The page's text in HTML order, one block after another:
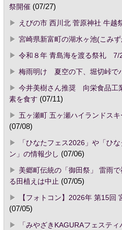
祭開催(07/27)
えびの市 西川北 菅原神
宮崎県新富町の湖水ヶ池(こみ
令和８年 青島海を渡る祭礼 7/
梅雨明け 夏空の下、堀切峠で
今井美樹さん推奨 向栄食品工
素を食す (07/11)
五ヶ瀬町 五ヶ瀬ハイランドス
(07/08)
「ひなたフェス2026」や「ひ
ン」の情報少し (07/06)
美郷町伝統の「御田祭」 雷雨
る田植えは中止 (07/05)
【フォトコン】2026年 第15回
(07/05)
「みやざきKAGURAフェステ